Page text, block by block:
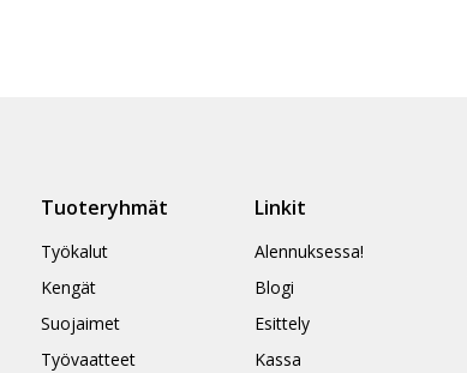
Tuoteryhmät
Työkalut
Kengät
Suojaimet
Työvaatteet
Linkit
Alennuksessa!
Blogi
Esittely
Kassa